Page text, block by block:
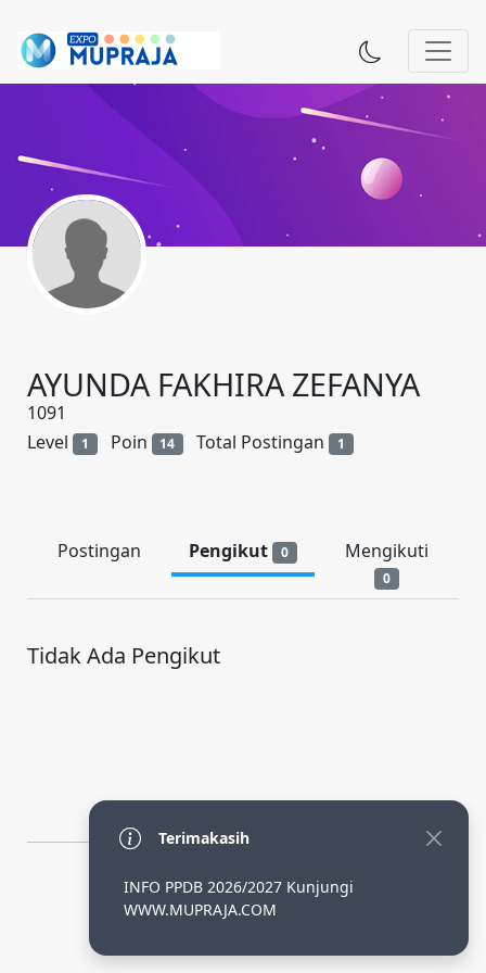
AYUNDA FAKHIRA ZEFANYA
1091
Level
1 Poin 14 Total Postingan 1
Postingan Pengikut 0 Mengikuti
0
Tidak Ada Pengikut
By Adhi SLiMS
Terimakasih
INFO PPDB 2026/2027 Kunjungi
WWW.MUPRAJA.COM